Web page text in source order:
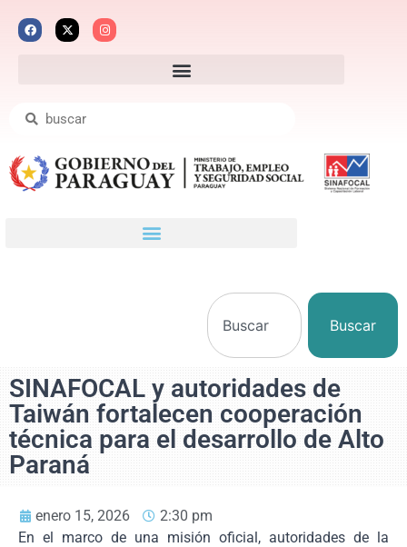
Buscar
SINAFOCAL y autoridades de
Taiwán fortalecen cooperación
técnica para el desarrollo de Alto
Paraná
enero 15, 2026
2:30 pm
En el marco de una misión oficial, autoridades de la